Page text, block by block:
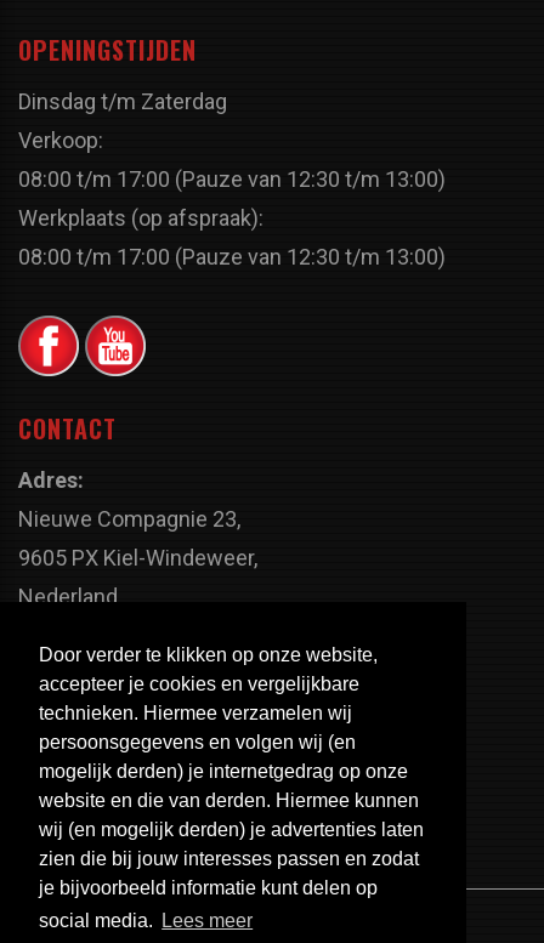
Door verder te klikken op onze website,
accepteer je cookies en vergelijkbare
technieken. Hiermee verzamelen wij
persoonsgegevens en volgen wij (en
mogelijk derden) je internetgedrag op onze
website en die van derden. Hiermee kunnen
wij (en mogelijk derden) je advertenties laten
zien die bij jouw interesses passen en zodat
je bijvoorbeeld informatie kunt delen op
social media.
Lees meer
OPENINGSTIJDEN
Dinsdag t/m Zaterdag
Verkoop:
08:00 t/m 17:00 (Pauze van 12:30 t/m 13:00)
Werkplaats (op afspraak):
08:00 t/m 17:00 (Pauze van 12:30 t/m 13:00)
CONTACT
Adres:
Nieuwe Compagnie 23,
9605 PX Kiel-Windeweer,
Nederland
+31 598 - 320 402
Telefoonnummer:
+31 598 - 350 330
Email:
info@usa-engines.com